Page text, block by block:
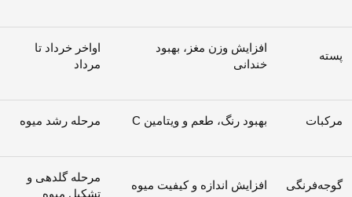
پسته
افزایش وزن مغز، بهبود
خندانی
اواخر خرداد تا
مرداد
مرکبات بهبود رنگ، طعم و ویتامین C مرحله رشد میوه
گوجه‌فرنگی افزایش اندازه و کیفیت میوه
مرحله گلدهی و
تشکیل میوه